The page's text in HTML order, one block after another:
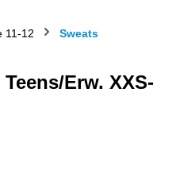
11-12 Sweats
Erw. XXS-